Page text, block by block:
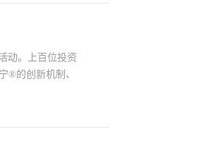
动。上百位投资
®的创新机制、
拜耳处方药事